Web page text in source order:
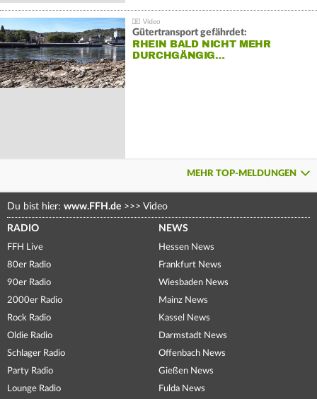
Gütertransport gefährdet:
RHEIN BALD NICHT MEHR
DURCHGÄNGIG…
MEHR TOP-MELDUNGEN
Du bist hier: www.FFH.de >>> Video
RADIO
FFH Live
80er Radio
90er Radio
2000er Radio
Rock Radio
Oldie Radio
Schlager Radio
Party Radio
Lounge Radio
NEWS
Hessen News
Frankfurt News
Wiesbaden News
Mainz News
Kassel News
Darmstadt News
Offenbach News
Gießen News
Fulda News